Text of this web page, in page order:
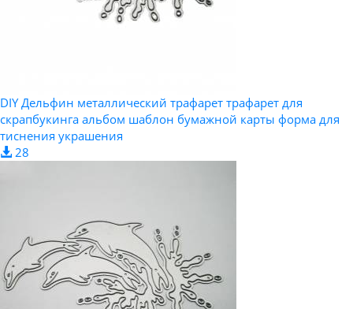
DIY Дельфин металлический трафарет трафарет для
скрапбукинга альбом шаблон бумажной карты форма для
тиснения украшения
28